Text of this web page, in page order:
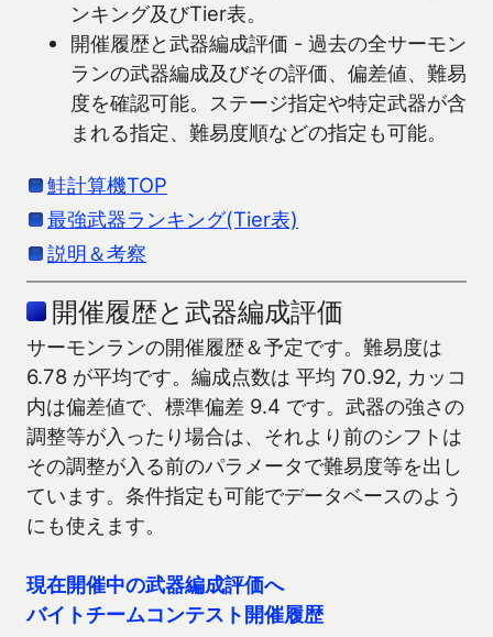
ンキング及びTier表。
開催履歴と武器編成評価 - 過去の全サーモン
ランの武器編成及びその評価、偏差値、難易
度を確認可能。ステージ指定や特定武器が含
まれる指定、難易度順などの指定も可能。
鮭計算機TOP
最強武器ランキング(Tier表)
説明＆考察
開催履歴と武器編成評価
サーモンランの開催履歴＆予定です。難易度は
6.78 が平均です。編成点数は 平均 70.92, カッコ
内は偏差値で、標準偏差 9.4 です。武器の強さの
調整等が入ったり場合は、それより前のシフトは
その調整が入る前のパラメータで難易度等を出し
ています。条件指定も可能でデータベースのよう
にも使えます。
現在開催中の武器編成評価へ
バイトチームコンテスト開催履歴